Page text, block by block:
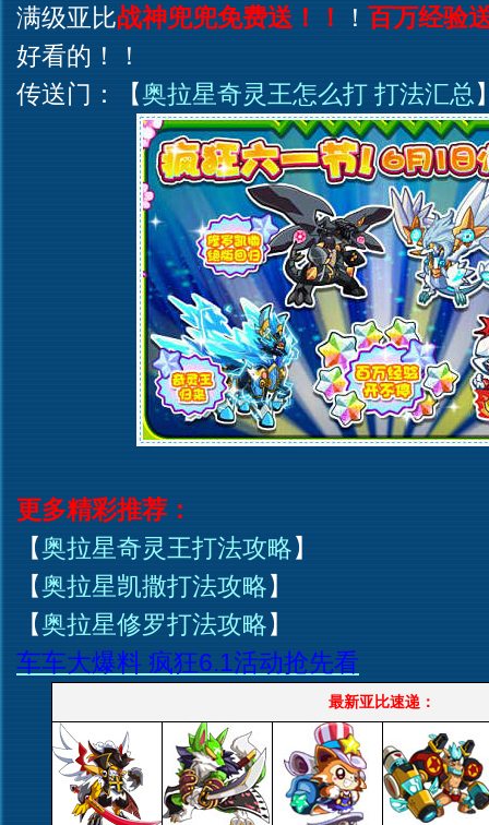
满级亚比战神兜兜免费送！！ ！ 百万经验
好看的！！
传送门：【奥拉星奇灵王怎么打 打法汇总
更多精彩推荐：
【奥拉星奇灵王打法攻略】
【奥拉星凯撒打法攻略】
【奥拉星修罗打法攻略】
车车大爆料 疯狂6.1活动抢先看
最新亚比速递：